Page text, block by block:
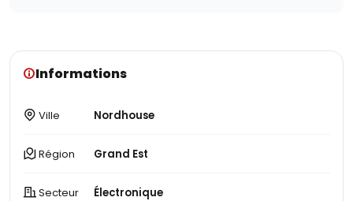
Informations
Ville Nordhouse
Région Grand Est
Secteur Électronique